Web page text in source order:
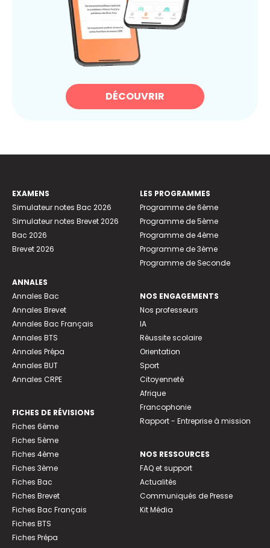
DÉCOUVRIR
EXAMENS
Simulateur notes Bac 2026
Simulateur notes Brevet 2026
Bac 2026
Brevet 2026
ANNALES
Annales Bac
Annales Brevet
Annales Bac Français
Annales BTS
Annales Prépa
Annales BUT
Annales CRPE
FICHES DE RÉVISIONS
Fiches 6ème
Fiches 5ème
Fiches 4ème
Fiches 3ème
Fiches Bac
Fiches Brevet
Fiches Bac Français
Fiches BTS
Fiches Prépa
LES PROGRAMMES
Programme de 6ème
Programme de 5ème
Programme de 4ème
Programme de 3ème
Programme de Seconde
NOS ENGAGEMENTS
Nos professeurs
IA
Réussite scolaire
Orientation
Sport
Citoyenneté
Afrique
Francophonie
Rapport - Entreprise à mission
NOS RESSOURCES
FAQ et support
Actualités
Communiqués de Presse
Kit Média